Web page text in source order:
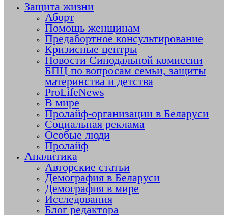
Защита жизни
Аборт
Помощь женщинам
Предабортное консультирование
Кризисные центры
Новости Синодальной комиссии
БПЦ по вопросам семьи, защиты
материнства и детства
ProLifeNews
В мире
Пролайф-организации в Беларуси
Социальная реклама
Особые люди
Пролайф
Аналитика
Авторские статьи
Демография в Беларуси
Демография в мире
Исследования
Блог редактора